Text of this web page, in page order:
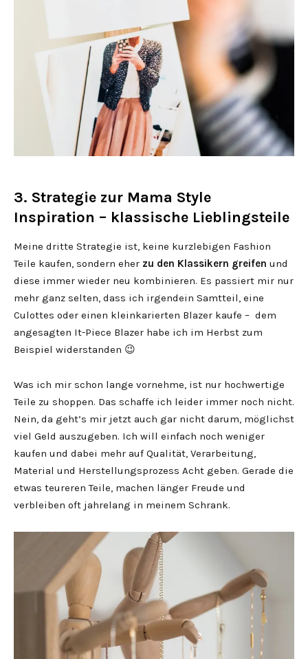
3. Strategie zur Mama Style
Inspiration – klassische Lieblingsteile
Meine dritte Strategie ist, keine kurzlebigen Fashion
Teile kaufen, sondern eher zu den Klassikern greifen und
diese immer wieder neu kombinieren. Es passiert mir nur
mehr ganz selten, dass ich irgendein Samtteil, eine
Culottes oder einen kleinkarierten Blazer kaufe – dem
angesagten It-Piece Blazer habe ich im Herbst zum
Beispiel widerstanden 😉
Was ich mir schon lange vornehme, ist nur hochwertige
Teile zu shoppen. Das schaffe ich leider immer noch nicht.
Nein, da geht’s mir jetzt auch gar nicht darum, möglichst
viel Geld auszugeben. Ich will einfach noch weniger
kaufen und dabei mehr auf Qualität, Verarbeitung,
Material und Herstellungsprozess Acht geben. Gerade die
etwas teureren Teile, machen länger Freude und
verbleiben oft jahrelang in meinem Schrank.